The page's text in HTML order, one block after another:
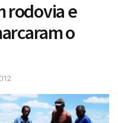
rodovia e
o